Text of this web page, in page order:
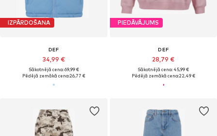
IZPĀRDOŠANA
DEF
34,99 €
Sākotnējā cena: 69,99 €
Pēdējā zemākā cena:26,77 €
PIEDĀVĀJUMS
DEF
28,79 €
Sākotnējā cena: 45,99 €
Pēdējā zemākā cena:22,49 €